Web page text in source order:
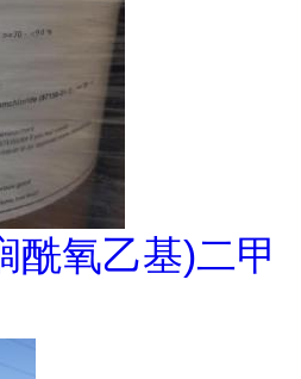
酰氧乙基)二甲